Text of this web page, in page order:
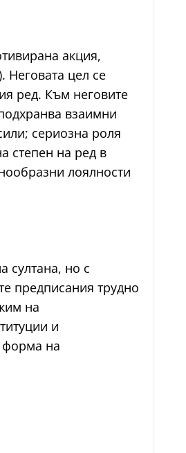
акция,
Неговата цел се
ред. Към неговите
взаимни
сериозна роля
степен на ред в
лоялности
султана, но с
предписания трудно
на
и
форма на